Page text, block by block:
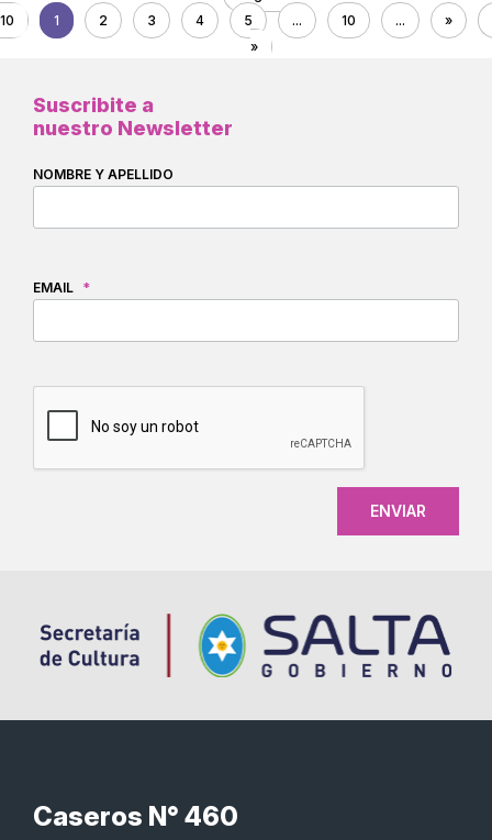
10
1 2 3 4 5 ... 10 ...
»
»
Suscribite a
nuestro Newsletter
NOMBRE Y APELLIDO
EMAIL *
Caseros N° 460